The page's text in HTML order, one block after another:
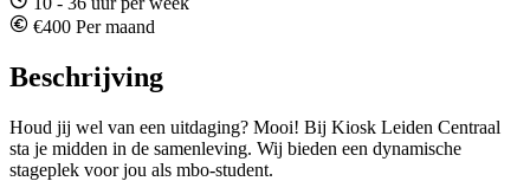
€400 Per maand
Beschrijving
Houd jij wel van een uitdaging? Mooi! Bij Kiosk Leiden Centraal
sta je midden in de samenleving. Wij bieden een dynamische
stageplek voor jou als mbo-student.